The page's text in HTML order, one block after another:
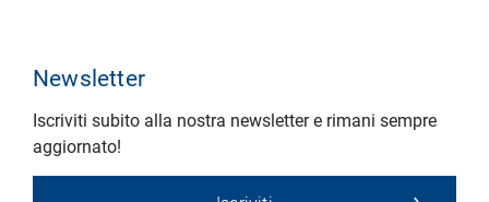
Newsletter
Iscriviti subito alla nostra newsletter e rimani sempre
aggiornato!